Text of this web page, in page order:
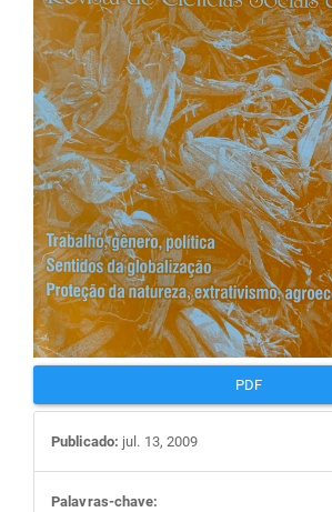
artigos
PDF
Publicado: jul. 13, 2009
Palavras-chave: